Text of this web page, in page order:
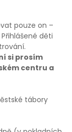
pouze on –
děti
si prosím
centru a
tábory